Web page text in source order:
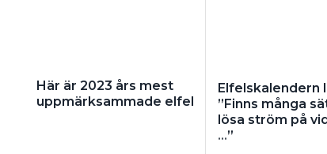
Här är 2023 års mest
uppmärksammade elfel
Elfelskalendern
”Finns många
lösa ström på
…”